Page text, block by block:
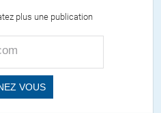
imprimé clairement sur les
les vendeurs…
l’informatique du magasin
(stock, etc.), la page
de la commission pour le
!
plus une publication